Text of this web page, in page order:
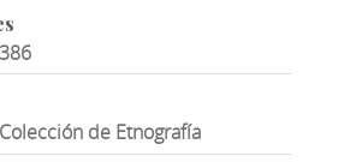
386
Colección de Etnografía